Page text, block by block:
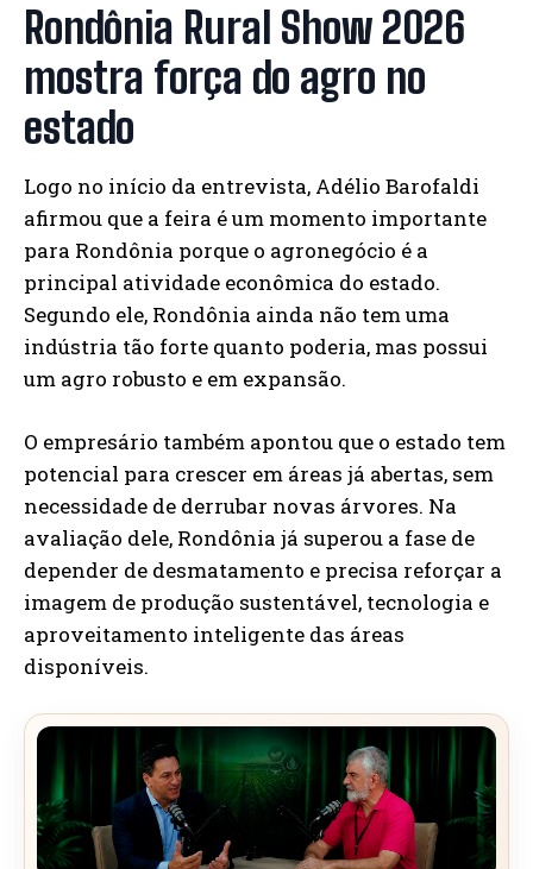
Rondônia Rural Show 2026
mostra força do agro no
estado
Logo no início da entrevista, Adélio Barofaldi
afirmou que a feira é um momento importante
para Rondônia porque o agronegócio é a
principal atividade econômica do estado.
Segundo ele, Rondônia ainda não tem uma
indústria tão forte quanto poderia, mas possui
um agro robusto e em expansão.
O empresário também apontou que o estado tem
potencial para crescer em áreas já abertas, sem
necessidade de derrubar novas árvores. Na
avaliação dele, Rondônia já superou a fase de
depender de desmatamento e precisa reforçar a
imagem de produção sustentável, tecnologia e
aproveitamento inteligente das áreas
disponíveis.